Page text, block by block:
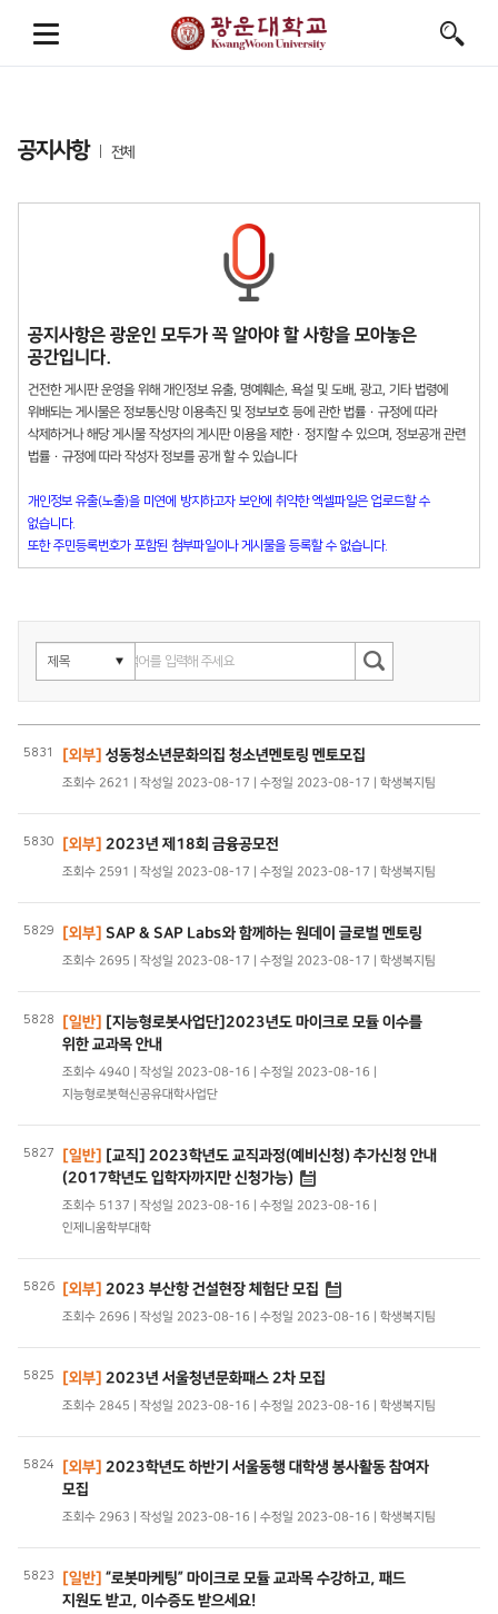
공지사항 전체
공지사항은 광운인 모두가 꼭 알아야 할 사항을 모아놓은
공간입니다.
건전한 게시판 운영을 위해 개인정보 유출, 명예훼손, 욕설 및 도배, 광고, 기타 법령에
위배되는 게시물은 정보통신망 이용촉진 및 정보보호 등에 관한 법률 · 규정에 따라
삭제하거나 해당 게시물 작성자의 게시판 이용을 제한 · 정지할 수 있으며, 정보공개 관련
법률 · 규정에 따라 작성자 정보를 공개 할 수 있습니다
개인정보 유출(노출)을 미연에 방지하고자 보안에 취약한 엑셀파일은 업로드할 수
없습니다.
또한 주민등록번호가 포함된 첨부파일이나 게시물을 등록할 수 없습니다.
5831 [외부] 성동청소년문화의집 청소년멘토링 멘토모집
조회수 2621 | 작성일 2023-08-17 | 수정일 2023-08-17 | 학생복지팀
5830 [외부] 2023년 제18회 금융공모전
조회수 2591 | 작성일 2023-08-17 | 수정일 2023-08-17 | 학생복지팀
5829 [외부] SAP & SAP Labs와 함께하는 원데이 글로벌 멘토링
조회수 2695 | 작성일 2023-08-17 | 수정일 2023-08-17 | 학생복지팀
5828 [일반] [지능형로봇사업단]2023년도 마이크로 모듈 이수를
위한 교과목 안내
조회수 4940 | 작성일 2023-08-16 | 수정일 2023-08-16 |
지능형로봇혁신공유대학사업단
5827 [일반] [교직] 2023학년도 교직과정(예비신청) 추가신청 안내
(2017학년도 입학자까지만 신청가능)
조회수 5137 | 작성일 2023-08-16 | 수정일 2023-08-16 |
인제니움학부대학
5826 [외부] 2023 부산항 건설현장 체험단 모집
조회수 2696 | 작성일 2023-08-16 | 수정일 2023-08-16 | 학생복지팀
5825 [외부] 2023년 서울청년문화패스 2차 모집
조회수 2845 | 작성일 2023-08-16 | 수정일 2023-08-16 | 학생복지팀
5824 [외부] 2023학년도 하반기 서울동행 대학생 봉사활동 참여자
모집
조회수 2963 | 작성일 2023-08-16 | 수정일 2023-08-16 | 학생복지팀
5823 [일반] “로봇마케팅” 마이크로 모듈 교과목 수강하고, 패드
지원도 받고, 이수증도 받으세요!